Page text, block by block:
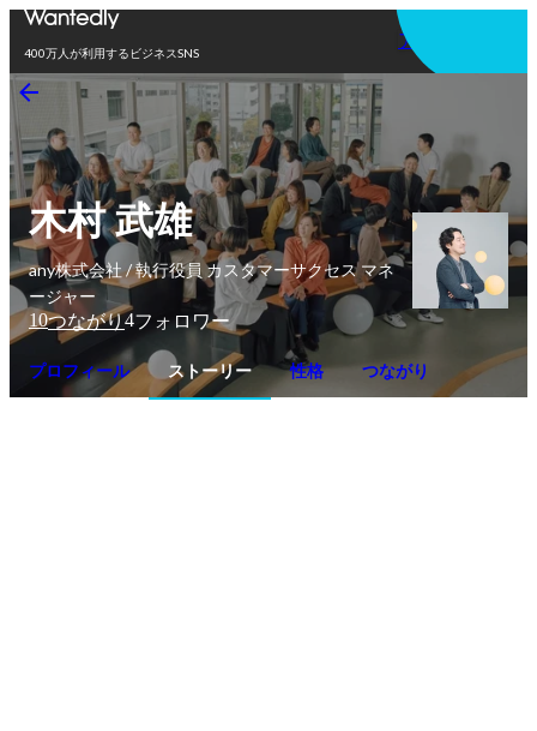
400万人が利用するビジネスSNS
アプリを使う
木村 武雄
any株式会社 / 執行役員 カスタマーサクセス マネ
ージャー
10つながり4フォロワー
プロフィール ストーリー 性格 つながり